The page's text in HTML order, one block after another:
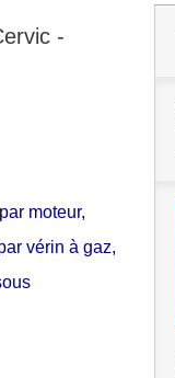
-
moteur,
vérin à gaz,